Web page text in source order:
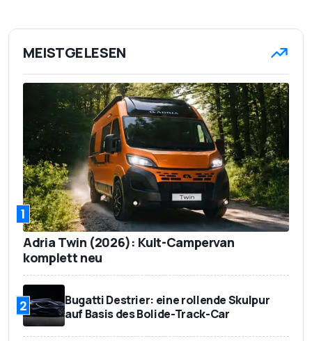
MEISTGELESEN
1
Adria Twin (2026): Kult-Campervan
komplett neu
2
Bugatti Destrier: eine rollende Skulpur
auf Basis des Bolide-Track-Car